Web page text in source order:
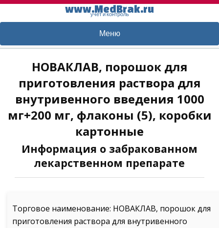
www.MedBrak.ru
учет и контроль
Меню
НОВАКЛАВ, порошок для
приготовления раствора для
внутривенного введения 1000
мг+200 мг, флаконы (5), коробки
картонные
Информация о забракованном
лекарственном препарате
Торговое наименование: НОВАКЛАВ, порошок для
приготовления раствора для внутривенного